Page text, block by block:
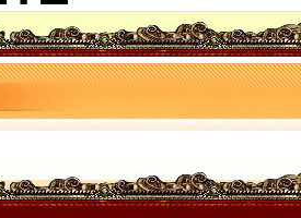
照转让|重庆公司注册代理
么办,报,160-389_西安市长安区王氏
位被吊销执照
现场核实当日办结销户-新华时政-新华网
销重庆市高新区二郎科技新城A2-1-2号地
注销,税务登记证挂失,挂
迁出（注销）工商执照引发纠纷的司处
厂家_图片_勤加缘网